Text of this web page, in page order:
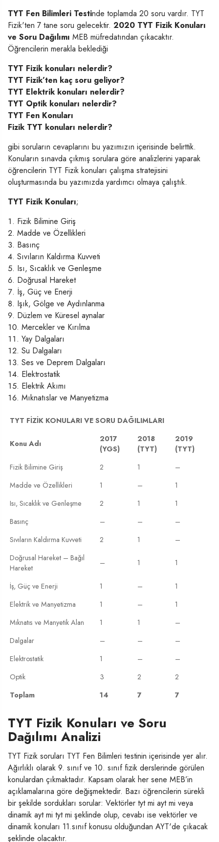
TYT Fen Bilimleri Testinde toplamda 20 soru vardır. TYT
Fizik'ten 7 tane soru gelecektir. 2020 TYT Fizik Konuları
ve Soru Dağılımı MEB müfredatından çıkacaktır.
Öğrencilerin merakla beklediği
TYT Fizik konuları nelerdir?
TYT Fizik’ten kaç soru geliyor?
TYT Elektrik konuları nelerdir?
TYT Optik konuları nelerdir?
TYT Fen Konuları
Fizik TYT konuları nelerdir?
gibi soruların cevaplarını bu yazımızın içerisinde belirttik.
Konuların sınavda çıkmış sorulara göre analizlerini yaparak
öğrencilerin TYT Fizik konuları çalışma stratejisini
oluşturmasında bu yazımızda yardımcı olmaya çalıştık.
TYT Fizik Konuları;
Fizik Bilimine Giriş
Madde ve Özellikleri
Basınç
Sıvıların Kaldırma Kuvveti
Isı, Sıcaklık ve Genleşme
Doğrusal Hareket
İş, Güç ve Enerji
Işık, Gölge ve Aydınlanma
Düzlem ve Küresel aynalar
Mercekler ve Kırılma
Yay Dalgaları
Su Dalgaları
Ses ve Deprem Dalgaları
Elektrostatik
Elektrik Akımı
Mıknatıslar ve Manyetizma
TYT FİZİK KONULARI VE SORU DAĞILIMLARI
Konu Adı
2017
(YGS)
2018
(TYT)
2019
(TYT)
Fizik Bilimine Giriş
2 1
–
Madde ve Özellikleri
1 –
1
Isı, Sıcaklık ve Genleşme
2 1
1
Basınç
– –
–
Sıvıların Kaldırma Kuvveti
2 1
–
Doğrusal Hareket – Bağıl
Hareket
– 1 1
İş, Güç ve Enerji 1 –
1
Elektrik ve Manyetizma
1 –
1
Mıknatıs ve Manyetik Alan
1 1
–
Dalgalar
– –
–
Elektrostatik
1 –
–
Optik
3 2
2
Toplam
14 7 7
TYT Fizik Konuları ve Soru
Dağılımı Analizi
TYT Fizik soruları TYT Fen Bilimleri testinin içerisinde yer alır.
Ağırlıklı olarak 9. sınıf ve 10. sınıf fizik derslerinde görülen
konulardan çıkmaktadır. Kapsam olarak her sene MEB’in
açıklamalarına göre değişmektedir. Bazı öğrencilerin sürekli
bir şekilde sordukları sorular: Vektörler tyt mi ayt mi veya
dinamik ayt mi tyt mi şeklinde olup, cevabı ise vektörler ve
dinamik konuları 11.sınıf konusu olduğundan AYT'de çıkacak
şeklinde olacaktır.